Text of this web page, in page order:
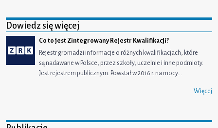
Dowiedz się więcej
Co to jest Zintegrowany Rejestr Kwalifikacji?
Rejestr gromadzi informacje o różnych kwalifikacjach, które
są nadawane w Polsce, przez szkoły, uczelnie i inne podmioty.
Jest rejestrem publicznym. Powstał w 2016 r. na mocy…
Więcej